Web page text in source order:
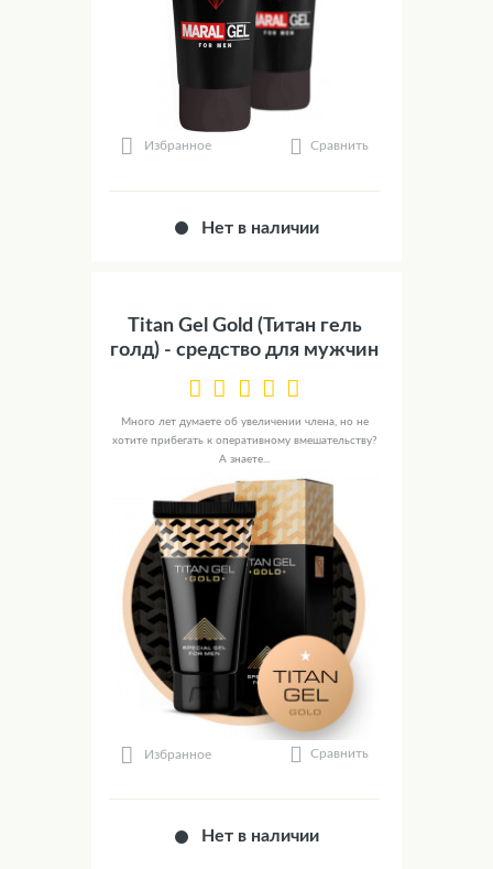
Избранное Сравнить
Нет в наличии
Titan Gel Gold (Титан гель
голд) - средство для мужчин
Много лет думаете об увеличении члена, но не
хотите прибегать к оперативному вмешательству?
А знаете...
Избранное Сравнить
Нет в наличии